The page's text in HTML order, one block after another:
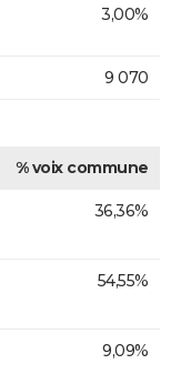
3,00%
9 070
% voix commune
36,36%
54,55%
9,09%